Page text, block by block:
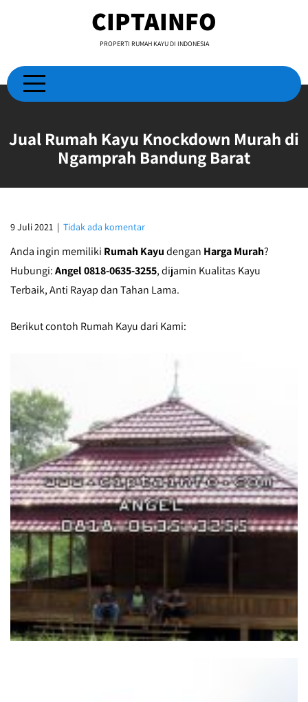
CIPTAINFO
PROPERTI RUMAH KAYU DI INDONESIA
Jual Rumah Kayu Knockdown Murah di
Ngamprah Bandung Barat
9 Juli 2021 | Tidak ada komentar
Anda ingin memiliki Rumah Kayudengan Harga Murah?
Hubungi:Angel 0818-0635-3255, dijamin Kualitas Kayu
Terbaik, Anti Rayap dan Tahan Lama.
Berikut contoh Rumah Kayu dari Kami: